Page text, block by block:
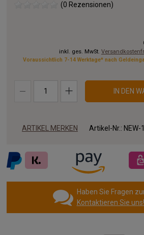
(0 Rezensionen)
inkl. ges. MwSt.
Voraussichtlich 7-14 Werktage* nach
IN DEN
ARTIKEL MERKEN Artikel-Nr.:
Haben Sie Fragen
Kontaktieren Sie uns!